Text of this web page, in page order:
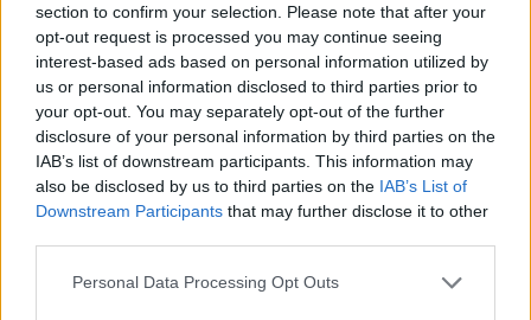
section to confirm your selection. Please note that after your
opt-out request is processed you may continue seeing
interest-based ads based on personal information utilized by
us or personal information disclosed to third parties prior to
your opt-out. You may separately opt-out of the further
disclosure of your personal information by third parties on the
IAB’s list of downstream participants. This information may
also be disclosed by us to third parties on the IAB’s List of
Downstream Participants that may further disclose it to other
Please note that this website/app uses one or more Google
Personal Data Processing Opt Outs
Kedvenc cikkek elmentése, könyvjelzők
Az első hónap csak 200 Ft-ba kerül. Próbálja
ki!
KIPRÓBÁLOM 200 FT-ÉRT
Már előfizetőnk?Ha már regisztrált a Rubicon
Online-on, kattintson ide:BELÉPÉS.
Ha még nem